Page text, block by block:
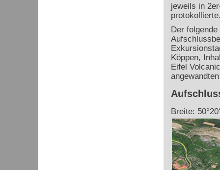
jeweils in
Der
Köppen,
Eifel
Breite: